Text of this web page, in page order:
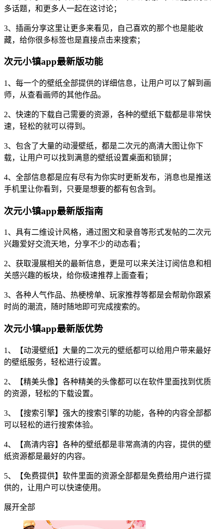
多话题，和更多人一起在这讨论；
3、插画分享这里让更多来看见，自己喜欢的那个也是能收
藏，给你很多标签也是直接点击来搜索；
次元小镇app最新版功能
1、每一个的壁纸全部提供的详细信息，让用户可以了解到画
师，从查看画师的其他作品。
2、快速的下载自己需要的资源，各种的壁纸下载都是非常快
速，轻松的就可以得到。
3、包含了大量的动漫壁纸，都是二次元的高清大图让你下
载，让用户可以找到满意的壁纸设置桌面和锁屏；
4、全部信息都是应有尽有为你实时更新发布，消息也是推送
手机里让你看到，只要是想要的都有包含到。
次元小镇app最新版指南
1、具有二维设计风格，通过图文和录音等形式发帖的二次元
兴趣爱好交流天地，分享不少的动态看；
2、获取漫展相关的最新信息，更是可以来关注订阅信息和相
关感兴趣的板块，给你极速推荐上面查看；
3、各种人气作品、热梗榜单、玩家推荐等都是会帮助你跟紧
时尚的潮流，随时随地即可完成搜索的。
次元小镇app最新版优势
1、【动漫壁纸】大量的二次元的壁纸都可以给用户带来最好
的壁纸服务，轻松进行设置。
2、【精美头像】各种精美的头像都可以在软件里面找到优质
的资源，轻松的下载设置。
3、【搜索引擎】强大的搜索引擎的功能，各种的内容全部都
可以轻松的进行搜索体验。
4、【高清内容】各种的壁纸都是非常高清的内容，提供的壁
纸资源都是最好的内容。
5、【免费提供】软件里面的资源全部都是免费给用户进行提
供的，让用户可以快速使用。
展开全部